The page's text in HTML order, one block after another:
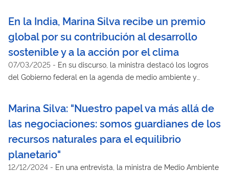
En la India, Marina Silva recibe un premio
global por su contribución al desarrollo
sostenible y a la acción por el clima
07/03/2025 - En su discurso, la ministra destacó los logros
del Gobierno federal en la agenda de medio ambiente y
Marina Silva: "Nuestro papel va más allá de
las negociaciones: somos guardianes de los
recursos naturales para el equilibrio
planetario"
12/12/2024 - En una entrevista, la ministra de Medio Ambiente